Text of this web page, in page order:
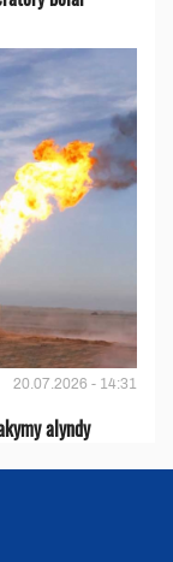
20.07.2026 - 14:31
alyndy